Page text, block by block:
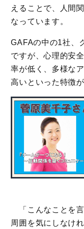
えることで、人間
なっています。
GAFAの中の1社、
ですが、心理的安
率が低く、多様な
高いといった特徴
「こんなことを言
周囲を気にしなけ